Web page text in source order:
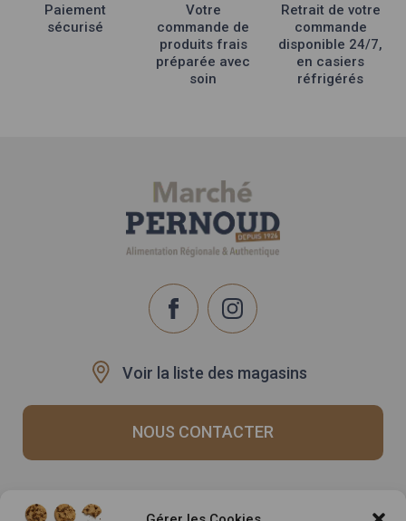
Paiement
sécurisé
Votre
commande de
produits frais
préparée avec
soin
Retrait de votre
commande
disponible 24/7,
en casiers
réfrigérés
Voir la liste des magasins
NOUS CONTACTER
Recrutement